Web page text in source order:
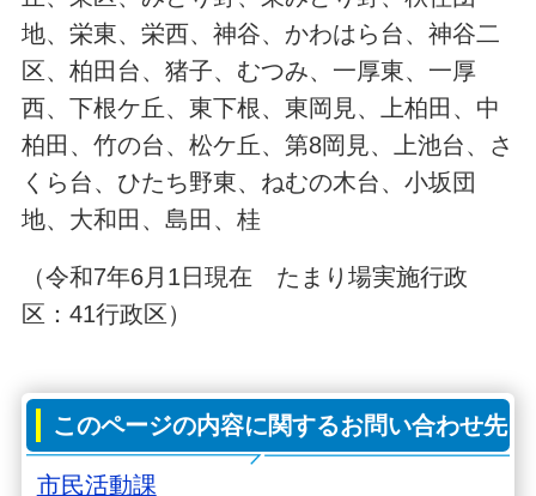
地、栄東、栄西、神谷、かわはら台、神谷二
区、柏田台、猪子、むつみ、一厚東、一厚
西、下根ケ丘、東下根、東岡見、上柏田、中
柏田、竹の台、松ケ丘、第8岡見、上池台、さ
くら台、ひたち野東、ねむの木台、小坂団
地、大和田、島田、桂
（令和7年6月1日現在 たまり場実施行政
区：41行政区）
このページの内容に関するお問い合わせ先
市民活動課